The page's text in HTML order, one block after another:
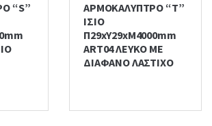
“S”
ΑΡΜΟΚΑΛΥΠΤΡΟ “T”
ΙΣΙΟ
Π29xΥ29xΜ4000mm
ART04 ΛΕΥΚΟ ΜΕ
ΔΙΑΦΑΝΟ ΛΑΣΤΙΧΟ